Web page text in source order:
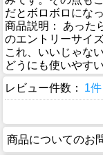
だとボロボロにな
商品説明： あった
のエントリーサイ
これ、いいじゃな
どうにも使いやす
レビュー件数：
1件
商品についてのお